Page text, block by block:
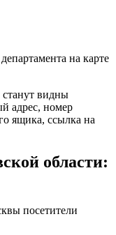
на карте
станут видны
адрес, номер
ящика, ссылка на
области:
посетители